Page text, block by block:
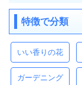
特徴で分類
いい香りの花
ガーデニング